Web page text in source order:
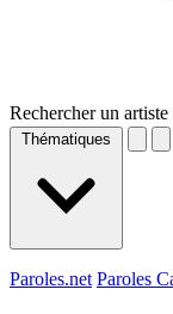
Rechercher un
Thématiques
Paroles.net Paroles